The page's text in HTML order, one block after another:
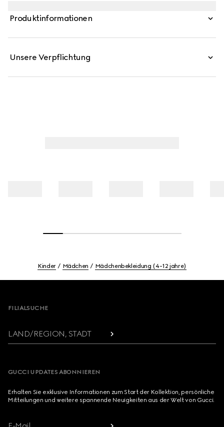
Produktinformationen
Unsere Verpflichtung
Kinder Mädchen Mädchenbekleidung (4-12 jahre)
FILIALSUCHE
LAND/REGION, STADT
GUCCI UPDATES ABONNIEREN
Erhalten Sie exklusive Informationen zum Start der Kollektion, persönliche
Mitteilungen und weitere spannende Neuigkeiten aus der Welt von Gucci.